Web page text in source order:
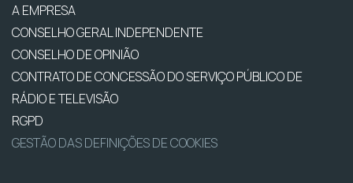
A EMPRESA
CONSELHO GERAL INDEPENDENTE
CONSELHO DE OPINIÃO
CONTRATO DE CONCESSÃO DO SERVIÇO PÚBLICO DE
RÁDIO E TELEVISÃO
RGPD
GESTÃO DAS DEFINIÇÕES DE COOKIES